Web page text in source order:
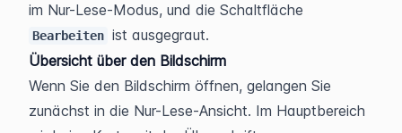
Bearbeiten ist ausgegraut.
Übersicht über den Bildschirm
Wenn Sie den Bildschirm öffnen, gelangen Sie
zunächst in die Nur-Lese-Ansicht. Im Hauptbereich